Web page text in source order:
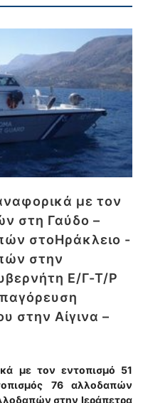
με τον
στη Γαύδο –
στoΗράκλειο -
στην
Ε/Γ-Τ/Ρ
στην Αίγινα –
με τον εντοπισμό 51
76 αλλοδαπών
στην Ιεράπετρα